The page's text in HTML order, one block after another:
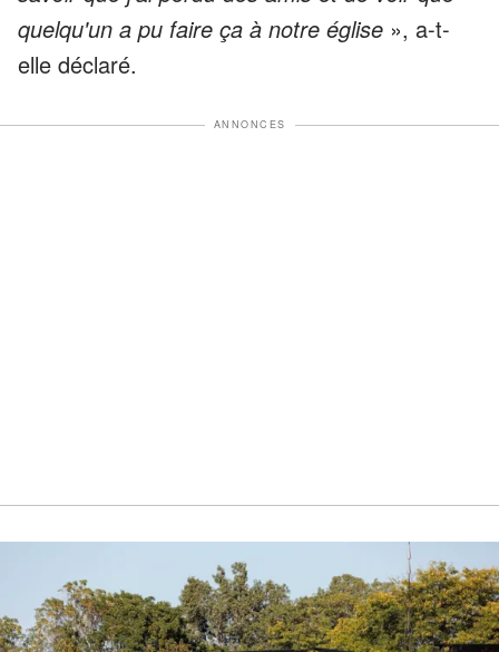
quelqu'un a pu faire ça à notre église », a-t-
elle déclaré.
ANNONCES